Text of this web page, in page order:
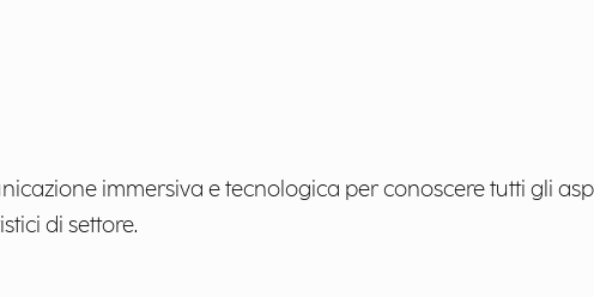
immersiva e tecnologica per conoscere tutti gli
di settore.